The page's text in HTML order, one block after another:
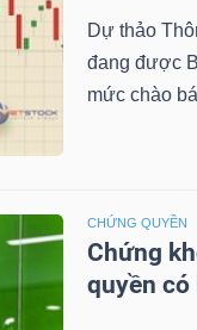
Dự thảo
đang được
mức chào
CHỨNG QUYỀN
Chứng
quyền có